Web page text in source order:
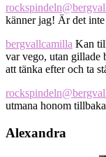
rockspindeln
känner jag! Är det inte
bergvallcamilla Kan
var vego, utan gillade
att tänka efter och ta
rockspindeln
utmana honom
Alexandra